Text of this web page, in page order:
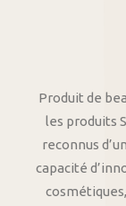
Produit de
les produits
reconnus
capacité